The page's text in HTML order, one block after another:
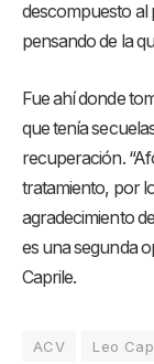
descompuesto al
pensando de la
Fue ahí donde
que tenía
recuperación.
tratamiento, por
agradecimiento
es una segunda
Caprile.
ACV Leo